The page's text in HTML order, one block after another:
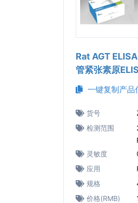
Rat AGT
管紧张素原
一键复制产品
货号
检测范围
灵敏度
应用
规格
价格(RMB)